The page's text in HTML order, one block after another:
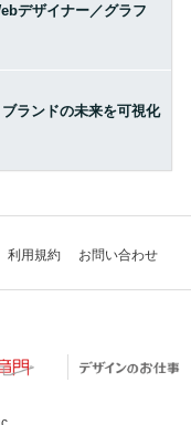
デザイナー／グラフ
ランドの未来を可視化
利用規約 お問い合わせ